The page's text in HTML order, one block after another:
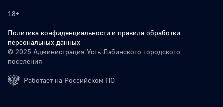
18+
Политика конфиденциальности и правила обработки
персональных данных
© 2025 Администрация Усть-Лабинского городского
поселения
Работает на Российском ПО